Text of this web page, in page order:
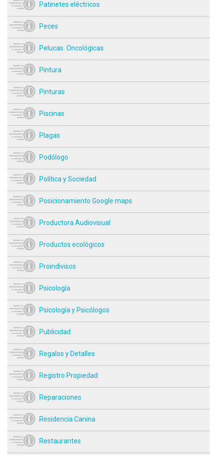
Patinetes eléctricos
Peces
Pelucas. Oncológicas
Pintura
Pinturas
Piscinas
Plagas
Podólogo
Política y Sociedad
Posicionamiento Google maps
Productora Audiovisual
Productos ecológicos
Proindivisos
Psicología
Psicología y Psicólogos
Publicidad
Regalos y Detalles
Registro Propiedad
Reparaciones
Residencia Canina
Restaurantes